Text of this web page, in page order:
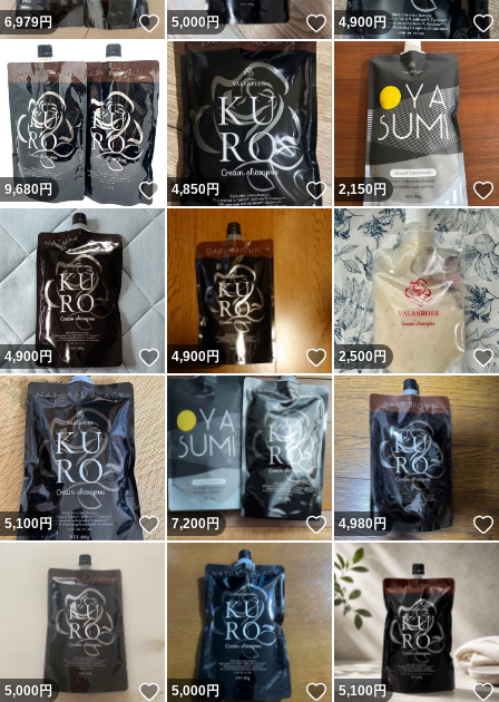
6,979円 いいね！
5,000円 いいね！
4,900円
9,680円 いいね！
4,850円 いいね！
2,150円
4,900円 いいね！
4,900円 いいね！
2,500円
5,100円 いいね！
7,200円 いいね！
4,980円
5,000円 いいね！
5,000円 いいね！
5,100円